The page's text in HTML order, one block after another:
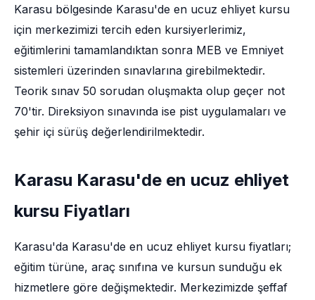
Karasu bölgesinde Karasu'de en ucuz ehliyet kursu
için merkezimizi tercih eden kursiyerlerimiz,
eğitimlerini tamamlandıktan sonra MEB ve Emniyet
sistemleri üzerinden sınavlarına girebilmektedir.
Teorik sınav 50 sorudan oluşmakta olup geçer not
70'tir. Direksiyon sınavında ise pist uygulamaları ve
şehir içi sürüş değerlendirilmektedir.
Karasu Karasu'de en ucuz ehliyet
kursu Fiyatları
Karasu'da Karasu'de en ucuz ehliyet kursu fiyatları;
eğitim türüne, araç sınıfına ve kursun sunduğu ek
hizmetlere göre değişmektedir. Merkezimizde şeffaf